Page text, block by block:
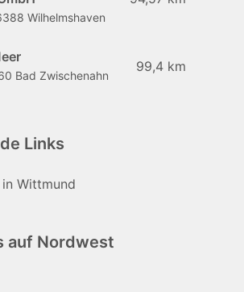
Wilhelmshaven
Bad Zwischenahn
99,4 km
Links
Wittmund
auf Nordwest